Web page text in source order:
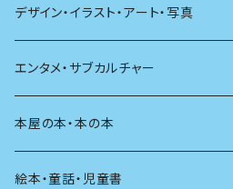
文学理論
評論
文章術
ノンフィクション
その他
評論
言葉
短歌
その他
着る
食べる
料理
発酵・麹
住う
その他
デザイン・イラスト・アート・写真
デザイン
イラスト
アート
エンタメ・サブカルチャー
映画
音楽
本屋の本・本の本
本屋さんの本
絵本・童話・児童書